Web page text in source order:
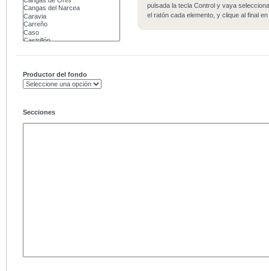
pulsada la tecla Control y vaya
el ratón cada elemento, y clique al final
Productor del fondo
Secciones